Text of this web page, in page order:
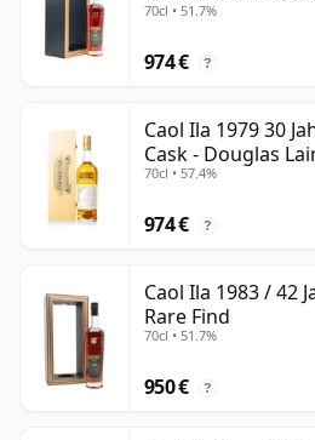
70cl • 51.7%
974 € ?
Caol Ila 1979 30
Cask - Douglas
2009 Bottling
70cl • 57.4%
974 € ?
Caol Ila 1983 / 42
Rare Find
70cl • 51.7%
950 € ?